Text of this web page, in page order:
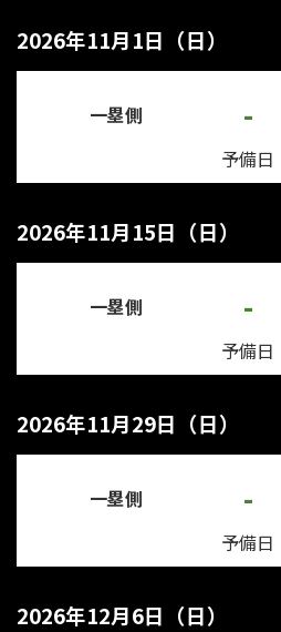
2026年11月1日（日）
一塁側 -
予備日
2026年11月15日（日）
一塁側 -
予備日
2026年11月29日（日）
一塁側 -
予備日
2026年12月6日（日）